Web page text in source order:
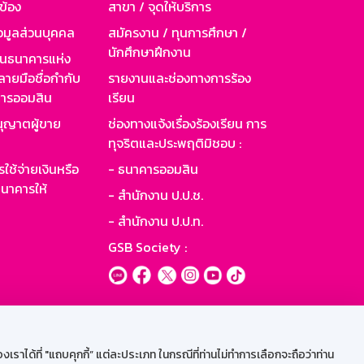
ได้ที่ "แถบคุกกี้” แต่ละประเภท ในกรณีที่ท่านไม่ทำการเลือกจะถือว่าท่าน
อง
มูลส่วนบุคคล
นาคารแห่ง
ายมือชื่อกำกับ
รออมสิน
ญาตผู้ขาย
ช้จ่ายเงินหรือ
คารให้
สาขา / จุดให้บริการ
สมัครงาน / ทุนการศึกษา /
นักศึกษาฝึกงาน
รายงานและช่องทางการร้อง
เรียน
ช่องทางแจ้งเรื่องร้องเรียน การ
ทุจริตและประพฤติมิชอบ :
- ธนาคารออมสิน
- สำนักงาน ป.ป.ช.
- สำนักงาน ป.ป.ท.
GSB Society :